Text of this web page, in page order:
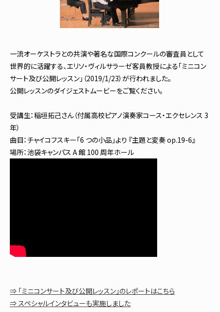
一流オーケストラとの共演や著名な国際コンクールの審査員として
世界的に活躍する、エリソ・ヴィルサラーゼ客員教授による「ミニコン
サート及び公開レッスン」（2019/1/23）が行われました。
公開レッスンのダイジェストムービーをご覧ください。
受講生：稲垣拓己さん（付属高校ピアノ演奏家コース・エクセレンス 3
年）
曲目：チャイコフスキー「6 つの小品」より 『主題と変奏 op.19-6』
場所：池袋キャンパス A 館 100 周年ホール
⇒ 「ミニコンサート及び公開レッスン」のレポートはこちら
⇒ スペシャルインタビューも実施しました